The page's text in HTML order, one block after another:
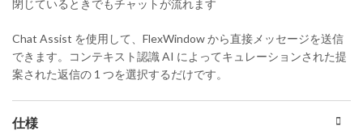
閉じているときでもチャットが流れます
Chat Assist を使用して、FlexWindow から直接メッセージを送信
できます。コンテキスト認識 AI によってキュレーションされた提
案された返信の 1 つを選択するだけです。
仕様